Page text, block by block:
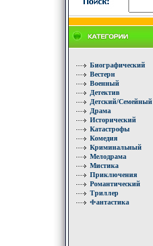
Биографический
Вестерн
Военный
Детектив
Детский/Семейный
Драма
Исторический
Катастрофы
Комедия
Криминальный
Мелодрама
Мистика
Приключения
Романтический
Триллер
Фантастика